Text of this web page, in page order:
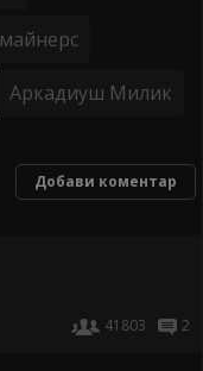
Аркадиуш Милик
Добави коментар
41803
2